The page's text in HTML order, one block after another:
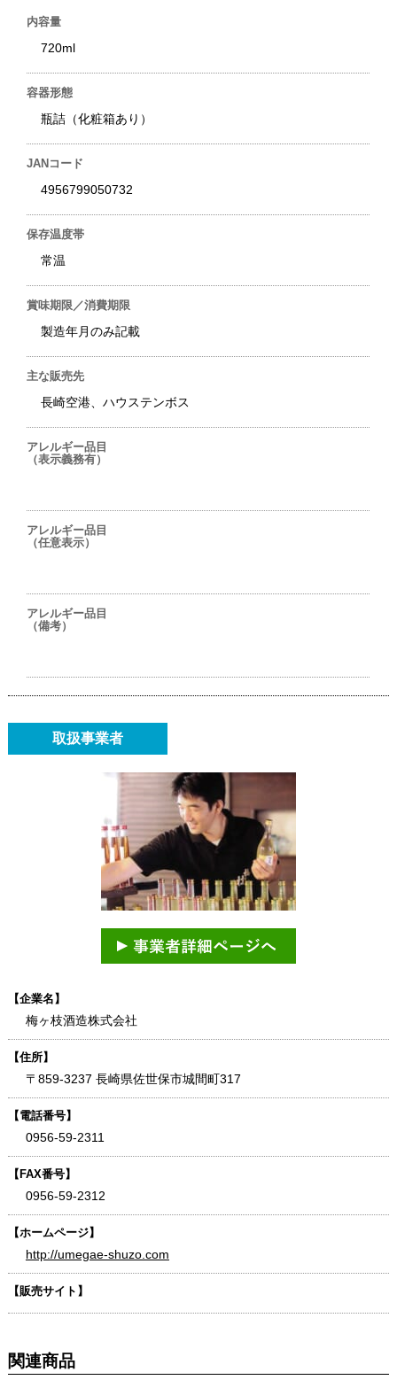
内容量
720ml
容器形態
瓶詰（化粧箱あり）
JANコード
4956799050732
保存温度帯
常温
賞味期限／消費期限
製造年月のみ記載
主な販売先
長崎空港、ハウステンボス
アレルギー品目
（表示義務有）
アレルギー品目
（任意表示）
アレルギー品目
（備考）
取扱事業者
【企業名】
梅ヶ枝酒造株式会社
【住所】
〒859-3237 長崎県佐世保市城間町317
【電話番号】
0956-59-2311
【FAX番号】
0956-59-2312
【ホームページ】
http://umegae-shuzo.com
【販売サイト】
関連商品